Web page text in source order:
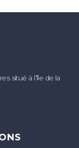
situé à l’île de la